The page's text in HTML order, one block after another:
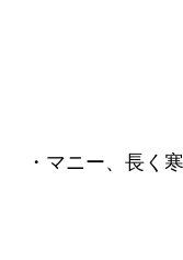
・マニー、長く